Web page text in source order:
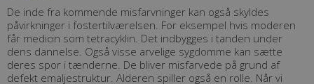
De inde fra kommende misfarvninger kan også skyldes
påvirkninger i fostertilværelsen. For eksempel hvis moderen
får medicin som tetracyklin. Det indbygges i tanden under
dens dannelse. Også visse arvelige sygdomme kan sætte
deres spor i tænderne. De bliver misfarvede på grund af
defekt emaljestruktur. Alderen spiller også en rolle. Når vi